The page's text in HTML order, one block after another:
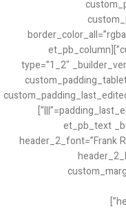
custom_width_px=”1280px” collapsed=”off”][et_pb_column
type=”1_2″
padding_last_edited=”on|tablet” custom_padding__hover=”|||”]
[et_pb_text
header_2_font=”Frank